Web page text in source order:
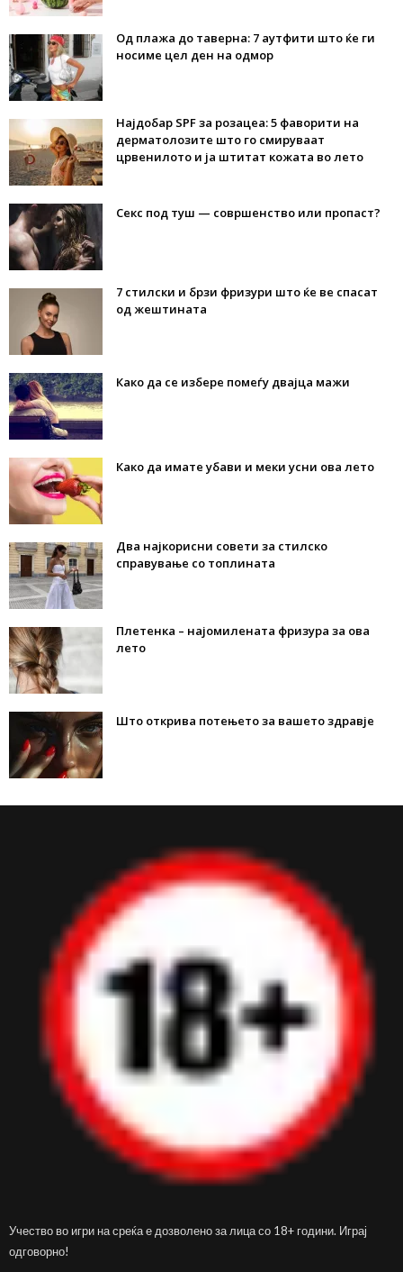
Од плажа до таверна: 7 аутфити што ќе ги
носиме цел ден на одмор
Најдобар SPF за розацеа: 5 фаворити на
дерматолозите што го смируваат
црвенилото и ја штитат кожата во лето
Секс под туш — совршенство или пропаст?
7 стилски и брзи фризури што ќе ве спасат
од жештината
Како да се избере помеѓу двајца мажи
Како да имате убави и меки усни ова лето
Два најкорисни совети за стилско
справување со топлината
Плетенка – најомилената фризура за ова
лето
Што открива потењето за вашето здравје
Учество во игри на среќа е дозволено за лица со 18+ години. Играј
одговорно!